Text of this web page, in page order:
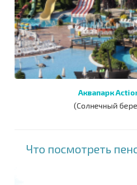
Аквапарк
(Солнечный
Что посмотреть